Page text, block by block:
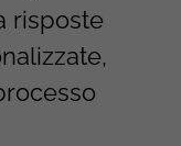
risposte